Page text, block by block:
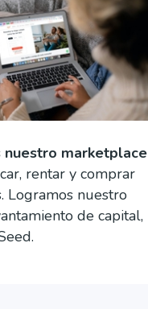
nuestro marketplace
rentar y comprar
Logramos nuestro
de capital,